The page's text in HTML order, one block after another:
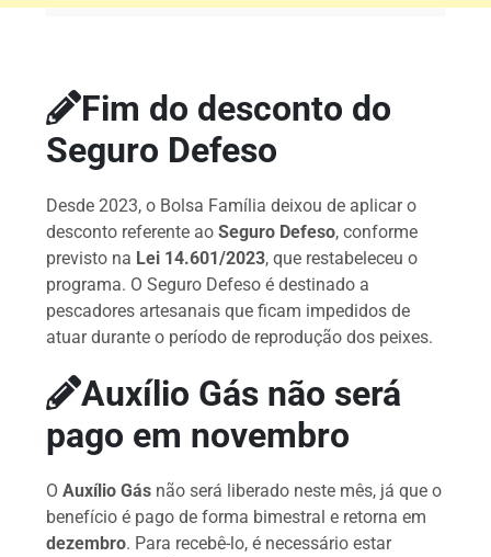
Fim do desconto do
Seguro Defeso
Desde 2023, o Bolsa Família deixou de aplicar o
desconto referente aoSeguro Defeso, conforme
previsto na Lei 14.601/2023, que restabeleceu o
programa. O Seguro Defeso é destinado a
pescadores artesanais que ficam impedidos de
atuar durante o período de reprodução dos peixes.
Auxílio Gás não será
pago em novembro
OAuxílio Gás não será liberado neste mês, já que o
benefício é pago de forma bimestral e retorna em
dezembro. Para recebê-lo, é necessário estar